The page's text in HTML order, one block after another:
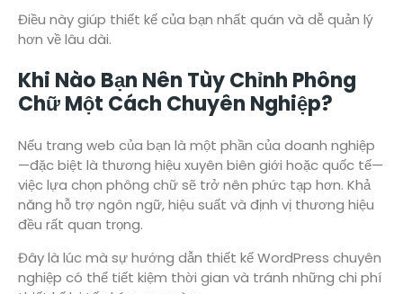
Điều này giúp thiết kế của bạn nhất quán và dễ quản lý
hơn về lâu dài.
Khi Nào Bạn Nên Tùy Chỉnh Phông
Chữ Một Cách Chuyên Nghiệp?
Nếu trang web của bạn là một phần của doanh nghiệp
—đặc biệt là thương hiệu xuyên biên giới hoặc quốc tế—
việc lựa chọn phông chữ sẽ trở nên phức tạp hơn. Khả
năng hỗ trợ ngôn ngữ, hiệu suất và định vị thương hiệu
đều rất quan trọng.
Đây là lúc mà sự hướng dẫn thiết kế WordPress chuyên
nghiệp có thể tiết kiệm thời gian và tránh những chi phí